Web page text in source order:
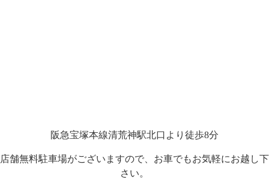
阪急宝塚本線清荒神駅北口より徒歩8分
店舗無料駐車場がございますので、お車でもお気軽にお越し下
さい。